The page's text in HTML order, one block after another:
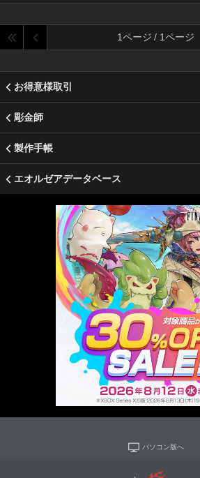
1ページ / 1ページ
お得意様取引
彫金師
製作手帳
エオルゼアデータベース
パソコン版へ